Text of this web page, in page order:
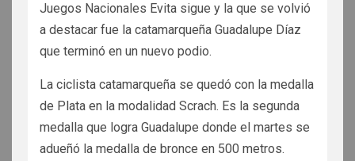
Juegos Nacionales Evita sigue y la que se volvió
a destacar fue la catamarqueña Guadalupe Díaz
que terminó en un nuevo podio.
La ciclista catamarqueña se quedó con la medalla
de Plata en la modalidad Scrach. Es la segunda
medalla que logra Guadalupe donde el martes se
adueñó la medalla de bronce en 500 metros.